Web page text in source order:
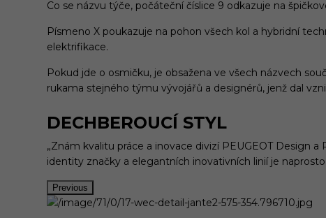
Co se názvu týče, počáteční číslice 9 odkazuje na
Písmeno X poukazuje na pohon všech kol a hybridní
elektrifikace.
Pokud jde o osmičku, je obsažena ve všech názvech
rukama stejného týmu vývojářů a designérů, jenž dal
DECHBEROUCÍ STYL
„Znám kvalitu práce a inovace divizí PEUGEOT Design
identity značky a elegantních inovativních linií je naprosto
Previous